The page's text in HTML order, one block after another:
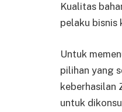
Kualitas
pelaku bisnis
Untuk
pilihan yang
keberhasilan
untuk